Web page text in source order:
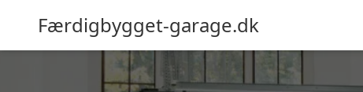
Færdigbygget-garage.dk